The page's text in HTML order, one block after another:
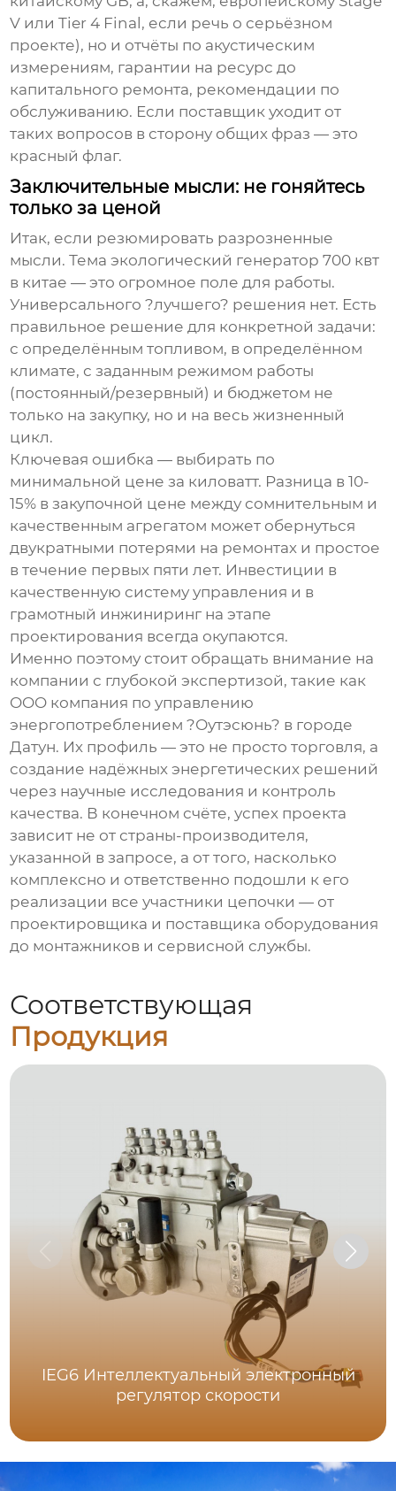
V или Tier 4 Final, если речь о серьёзном
проекте), но и отчёты по акустическим
измерениям, гарантии на ресурс до
капитального ремонта, рекомендации по
обслуживанию. Если поставщик уходит от
таких вопросов в сторону общих фраз — это
красный флаг.
Заключительные мысли: не гоняйтесь
только за ценой
Итак, если резюмировать разрозненные
мысли. Темаэкологический генератор 700 квт
в китае — это огромное поле для работы.
Универсального ?лучшего? решения нет. Есть
правильное решение для конкретной задачи:
с определённым топливом, в определённом
климате, с заданным режимом работы
(постоянный/резервный) и бюджетом не
только на закупку, но и на весь жизненный
цикл.
Ключевая ошибка — выбирать по
минимальной цене за киловатт. Разница в 10-
15% в закупочной цене между сомнительным и
качественным агрегатом может обернуться
двукратными потерями на ремонтах и простое
в течение первых пяти лет. Инвестиции в
качественную систему управления и в
грамотный инжиниринг на этапе
проектирования всегда окупаются.
Именно поэтому стоит обращать внимание на
компании с глубокой экспертизой, такие как
OOO компания по управлению
энергопотреблением ?Оутэсюнь? в городе
Датун. Их профиль — это не просто торговля, а
создание надёжных энергетических решений
через научные исследования и контроль
качества. В конечном счёте, успех проекта
зависит не от страны-производителя,
указанной в запросе, а от того, насколько
комплексно и ответственно подошли к его
реализации все участники цепочки — от
проектировщика и поставщика оборудования
до монтажников и сервисной службы.
Соответствующая
Продукция
IEG6 Интеллектуальный электронный
регулятор скорости